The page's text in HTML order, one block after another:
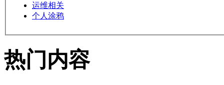
运维相关
个人涂鸦
热门内容